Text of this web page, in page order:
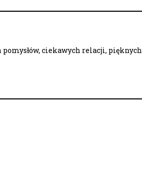
ciekawych relacji, pięknych